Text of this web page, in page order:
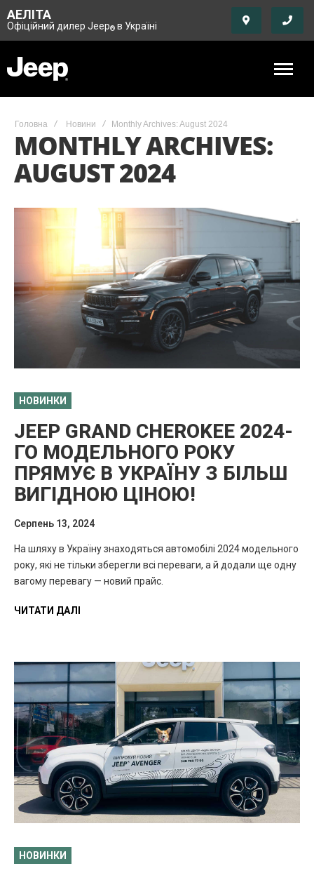
АЕЛІТА
Офіційний дилер Jeep® в Україні
Головна Новини Monthly Archives: August 2024
MONTHLY ARCHIVES:
AUGUST 2024
НОВИНКИ
JEEP GRAND CHEROKEE 2024-
ГО МОДЕЛЬНОГО РОКУ
ПРЯМУЄ В УКРАЇНУ З БІЛЬШ
ВИГІДНОЮ ЦІНОЮ!
Серпень 13, 2024
На шляху в Україну знаходяться автомобілі 2024 модельного
року, які не тільки зберегли всі переваги, а й додали ще одну
вагому перевагу — новий прайс.
ЧИТАТИ ДАЛІ
НОВИНКИ